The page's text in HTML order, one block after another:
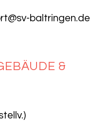
baltringen.de
&